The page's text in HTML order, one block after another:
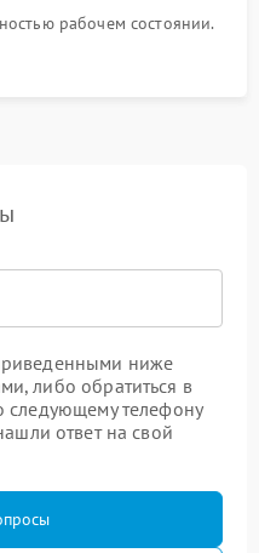
рабочем состоянии.
ниже
либо обратиться в
следующему телефону
ответ на свой